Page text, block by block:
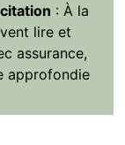
: À la
lire et
assurance,
approfondie